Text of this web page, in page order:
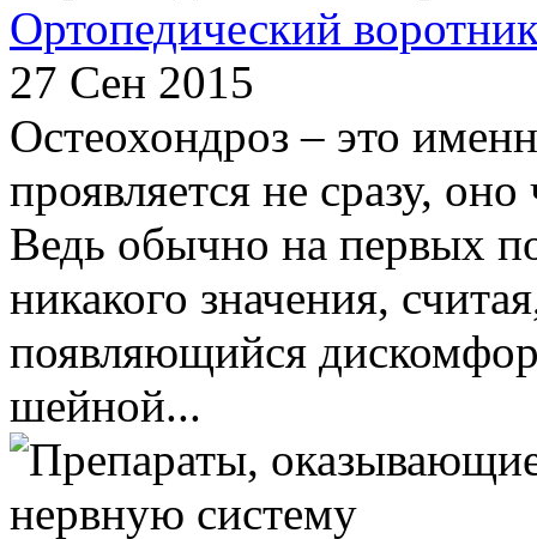
Ортопедический
27 Сен 2015
Остеохондроз – это
проявляется не сразу,
Ведь обычно на первых
никакого значения,
появляющийся
шейной...